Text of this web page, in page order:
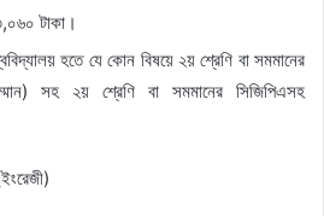
টাকা।
হতে যে কোন বিষয়ে ২য় শ্রেণি বা সমমানের
সহ ২য় শ্রেণি বা সমমানের সিজিপিএসহ